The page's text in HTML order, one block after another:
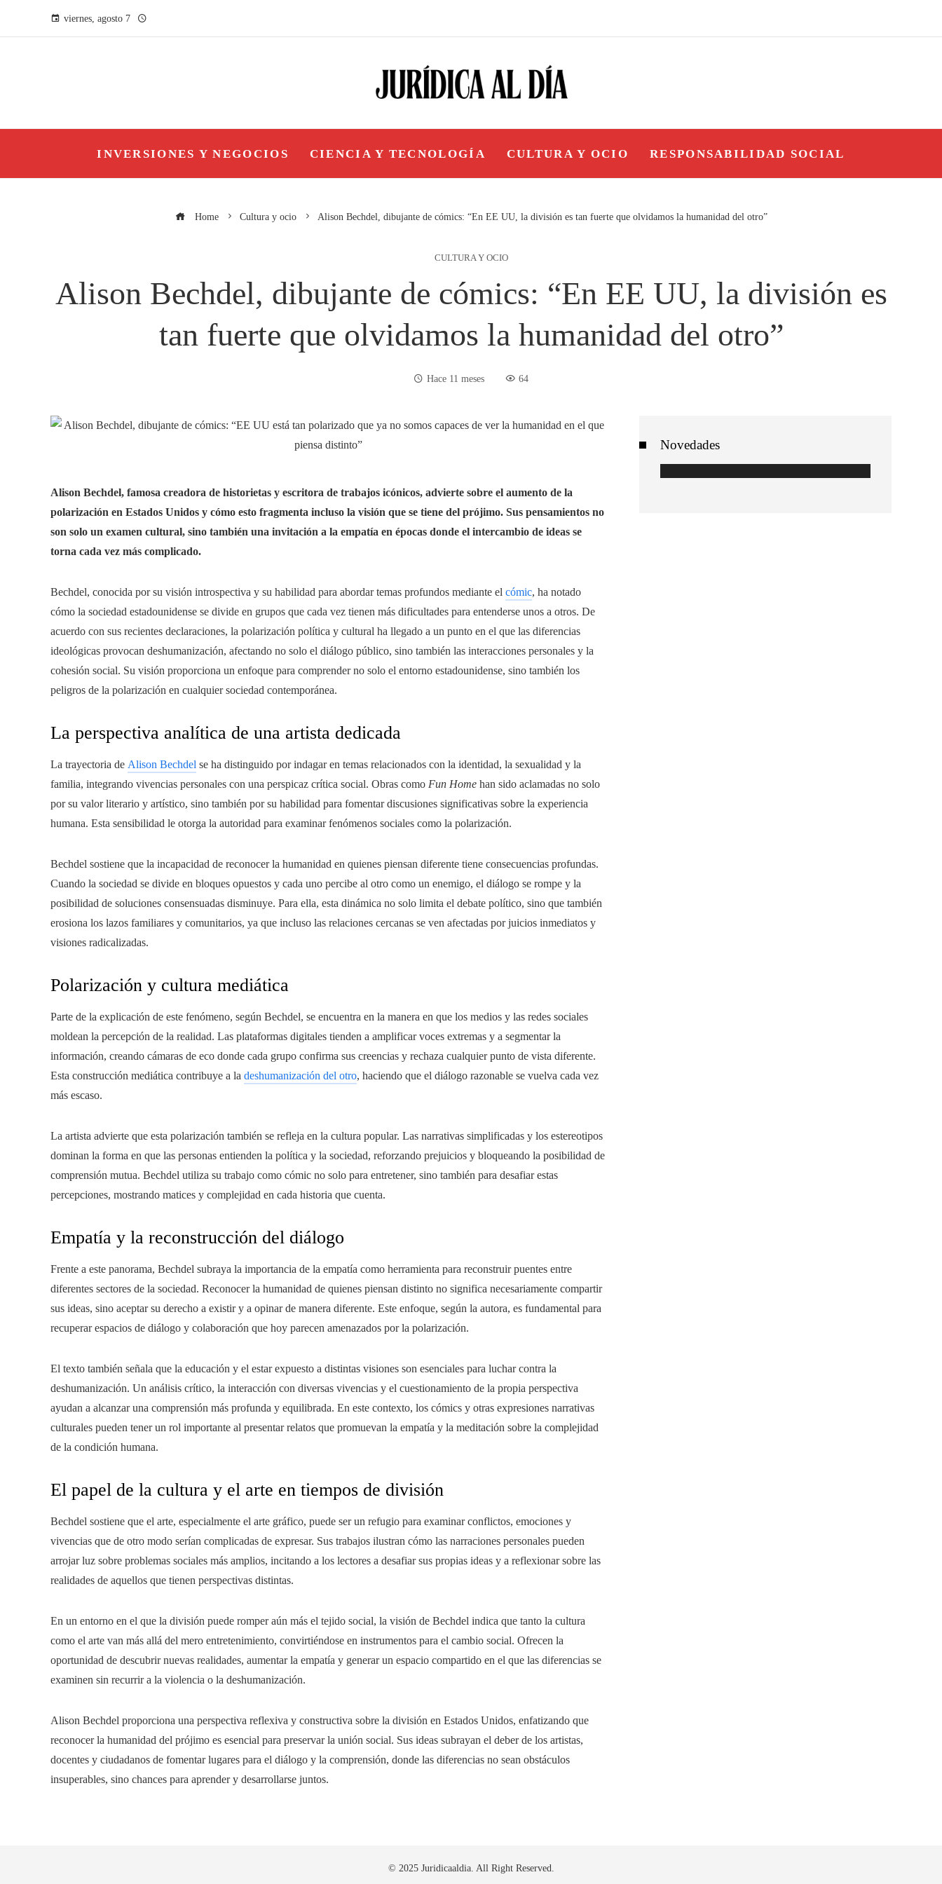
viernes, agosto 7
INVERSIONES Y NEGOCIOS CIENCIA Y TECNOLOGÍA CULTURA Y OCIO RESPONSABILIDAD SOCIAL
Home Cultura y ocio Alison Bechdel, dibujante de cómics: “En EE UU, la división es tan fuerte que olvidamos la humanidad del otro”
CULTURA Y OCIO
Alison Bechdel, dibujante de cómics: “En EE UU, la división es
tan fuerte que olvidamos la humanidad del otro”
Hace 11 meses 64
Alison Bechdel, famosa creadora de historietas y escritora de trabajos icónicos, advierte sobre el aumento de la
polarización en Estados Unidos y cómo esto fragmenta incluso la visión que se tiene del prójimo. Sus pensamientos no
son solo un examen cultural, sino también una invitación a la empatía en épocas donde el intercambio de ideas se
torna cada vez más complicado.
Bechdel, conocida por su visión introspectiva y su habilidad para abordar temas profundos mediante el cómic, ha notado
cómo la sociedad estadounidense se divide en grupos que cada vez tienen más dificultades para entenderse unos a otros. De
acuerdo con sus recientes declaraciones, la polarización política y cultural ha llegado a un punto en el que las diferencias
ideológicas provocan deshumanización, afectando no solo el diálogo público, sino también las interacciones personales y la
cohesión social. Su visión proporciona un enfoque para comprender no solo el entorno estadounidense, sino también los
peligros de la polarización en cualquier sociedad contemporánea.
La perspectiva analítica de una artista dedicada
La trayectoria de Alison Bechdel se ha distinguido por indagar en temas relacionados con la identidad, la sexualidad y la
familia, integrando vivencias personales con una perspicaz crítica social. Obras como Fun Home han sido aclamadas no solo
por su valor literario y artístico, sino también por su habilidad para fomentar discusiones significativas sobre la experiencia
humana. Esta sensibilidad le otorga la autoridad para examinar fenómenos sociales como la polarización.
Bechdel sostiene que la incapacidad de reconocer la humanidad en quienes piensan diferente tiene consecuencias profundas.
Cuando la sociedad se divide en bloques opuestos y cada uno percibe al otro como un enemigo, el diálogo se rompe y la
posibilidad de soluciones consensuadas disminuye. Para ella, esta dinámica no solo limita el debate político, sino que también
erosiona los lazos familiares y comunitarios, ya que incluso las relaciones cercanas se ven afectadas por juicios inmediatos y
visiones radicalizadas.
Polarización y cultura mediática
Parte de la explicación de este fenómeno, según Bechdel, se encuentra en la manera en que los medios y las redes sociales
moldean la percepción de la realidad. Las plataformas digitales tienden a amplificar voces extremas y a segmentar la
información, creando cámaras de eco donde cada grupo confirma sus creencias y rechaza cualquier punto de vista diferente.
Esta construcción mediática contribuye a la deshumanización del otro, haciendo que el diálogo razonable se vuelva cada vez
más escaso.
La artista advierte que esta polarización también se refleja en la cultura popular. Las narrativas simplificadas y los estereotipos
dominan la forma en que las personas entienden la política y la sociedad, reforzando prejuicios y bloqueando la posibilidad de
comprensión mutua. Bechdel utiliza su trabajo como cómic no solo para entretener, sino también para desafiar estas
percepciones, mostrando matices y complejidad en cada historia que cuenta.
Empatía y la reconstrucción del diálogo
Frente a este panorama, Bechdel subraya la importancia de la empatía como herramienta para reconstruir puentes entre
diferentes sectores de la sociedad. Reconocer la humanidad de quienes piensan distinto no significa necesariamente compartir
sus ideas, sino aceptar su derecho a existir y a opinar de manera diferente. Este enfoque, según la autora, es fundamental para
recuperar espacios de diálogo y colaboración que hoy parecen amenazados por la polarización.
El texto también señala que la educación y el estar expuesto a distintas visiones son esenciales para luchar contra la
deshumanización. Un análisis crítico, la interacción con diversas vivencias y el cuestionamiento de la propia perspectiva
ayudan a alcanzar una comprensión más profunda y equilibrada. En este contexto, los cómics y otras expresiones narrativas
culturales pueden tener un rol importante al presentar relatos que promuevan la empatía y la meditación sobre la complejidad
de la condición humana.
El papel de la cultura y el arte en tiempos de división
Bechdel sostiene que el arte, especialmente el arte gráfico, puede ser un refugio para examinar conflictos, emociones y
vivencias que de otro modo serían complicadas de expresar. Sus trabajos ilustran cómo las narraciones personales pueden
arrojar luz sobre problemas sociales más amplios, incitando a los lectores a desafiar sus propias ideas y a reflexionar sobre las
realidades de aquellos que tienen perspectivas distintas.
En un entorno en el que la división puede romper aún más el tejido social, la visión de Bechdel indica que tanto la cultura
como el arte van más allá del mero entretenimiento, convirtiéndose en instrumentos para el cambio social. Ofrecen la
oportunidad de descubrir nuevas realidades, aumentar la empatía y generar un espacio compartido en el que las diferencias se
examinen sin recurrir a la violencia o la deshumanización.
Alison Bechdel proporciona una perspectiva reflexiva y constructiva sobre la división en Estados Unidos, enfatizando que
reconocer la humanidad del prójimo es esencial para preservar la unión social. Sus ideas subrayan el deber de los artistas,
docentes y ciudadanos de fomentar lugares para el diálogo y la comprensión, donde las diferencias no sean obstáculos
insuperables, sino chances para aprender y desarrollarse juntos.
Novedades
© 2025 Juridicaaldia. All Right Reserved.